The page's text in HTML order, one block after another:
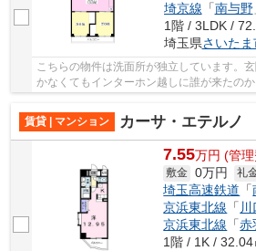
埼京線 「南与野
1階 / 3LDK /
埼玉県さいたま
こちらの物件は洗面所が独立しています。
かなくてもインターホン越しに誰が来たの
賃貸 | マンション
カーサ・エテルノ
7.55万円 (管
敷金 0万円 礼
埼玉高速鉄道 「
京浜東北線 「 川
京浜東北線 「赤
1階 / 1K / 32.04